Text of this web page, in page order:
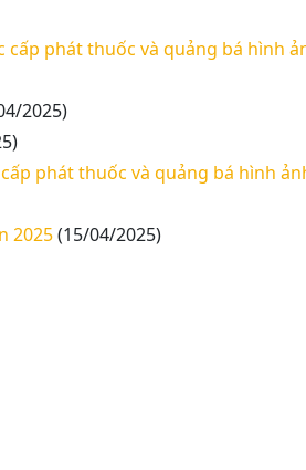
phát thuốc và quảng bá hình
2025)
phát thuốc và quảng bá hình
2025(15/04/2025)